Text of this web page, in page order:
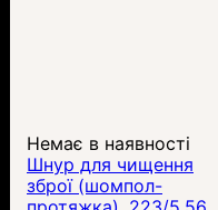
Немає в наявності
Шнур для чищення
зброї (шомпол-